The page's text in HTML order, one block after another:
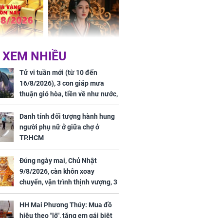
sáng
nay,
2026: Tăng
triệu
'Bách Hoa Sát' vừa kết
thúc, Mạnh Tử Nghĩa
đã vướng tranh luận
cuối
lịch, 3 con
phát Tài
trăm bề,
Phượng
trọn cơ
NHIỀU
Tử vi tuần mới (từ 10 đến
16/8/2026), 3 con giáp mưa
thuận gió hòa, tiền về như nước,
bạc vàng dư dả, Phú Quý Vinh
Hoa, vận trình khai sáng
Danh tính đối tượng hành hung
người phụ nữ ở giữa chợ ở
TP.HCM
Đúng ngày mai, Chủ Nhật
9/8/2026, càn khôn xoay
chuyển, vận trình thịnh vượng, 3
con giáp nhận phúc khí nhà trời,
tình tiền đỏ như son, vận may
hanh thông
HH Mai Phương Thúy: Mua đồ
hiệu theo "lô", tặng em gái biệt